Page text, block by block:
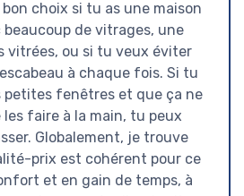
bon choix si tu as une maison
de vitrages, une
vitrées, ou si tu veux éviter
à chaque fois. Si tu
petites fenêtres et que ça ne
faire à la main, tu peux
Globalement, je trouve
prix est cohérent pour ce
et en gain de temps, à